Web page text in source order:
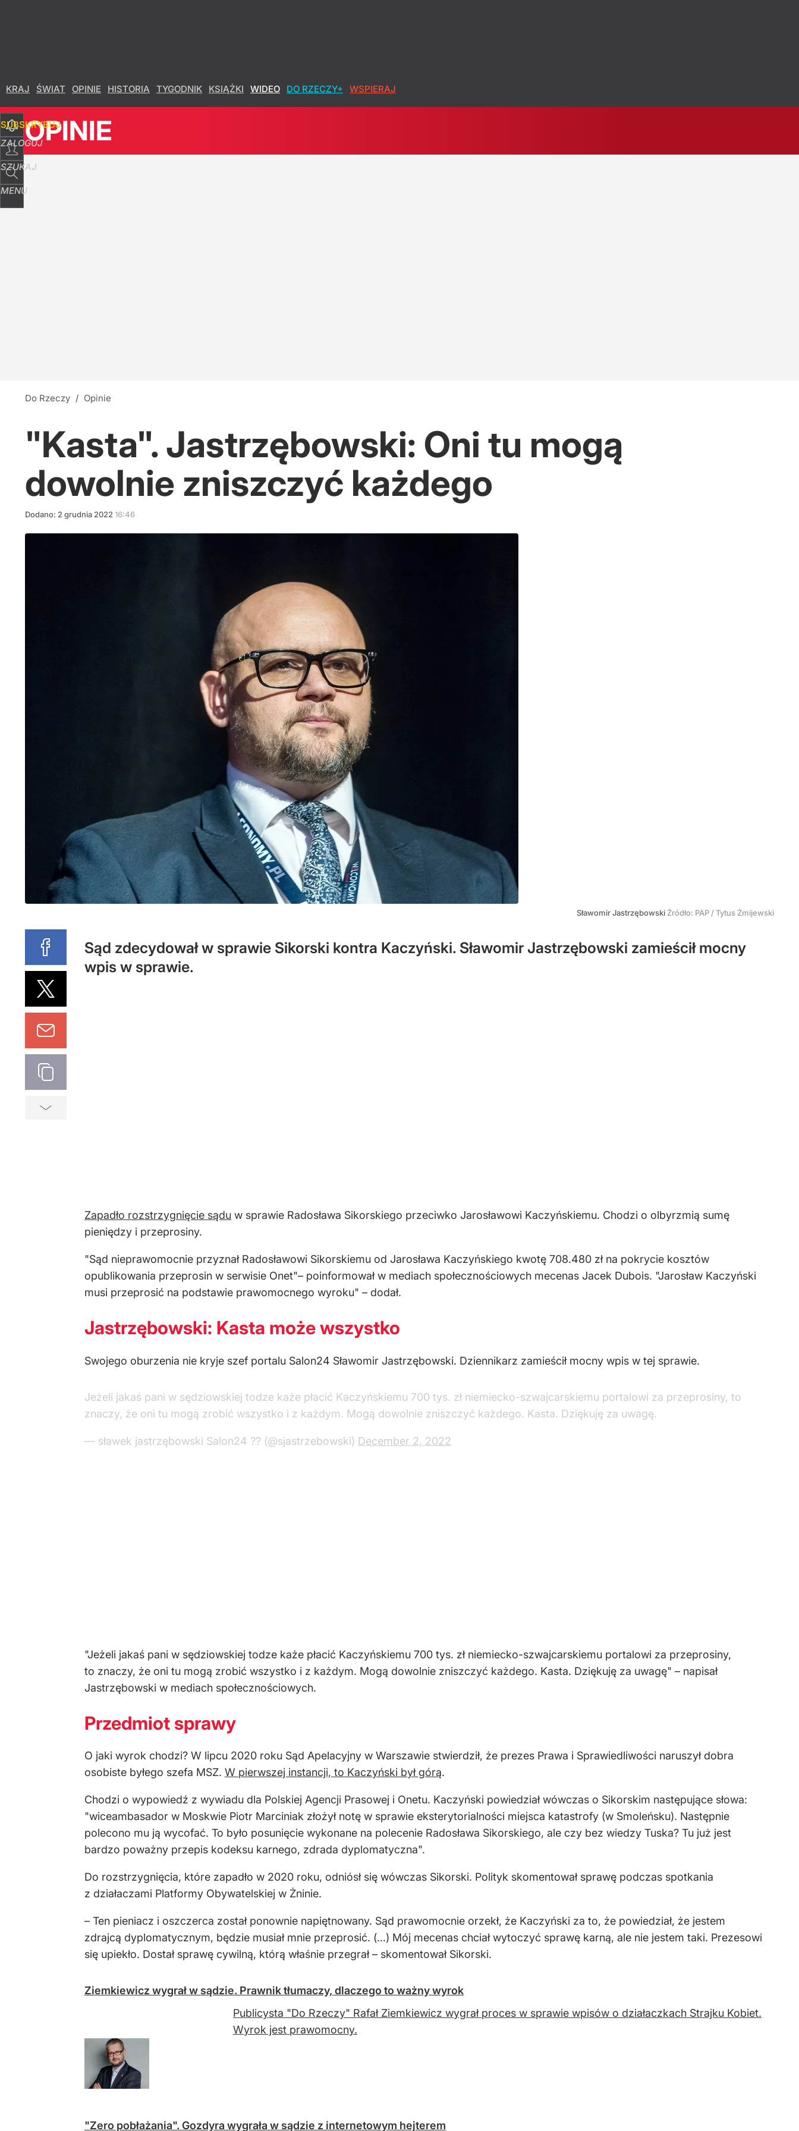
KRAJ ŚWIAT OPINIE HISTORIA TYGODNIK KSIĄŻKI WIDEO DO RZECZY+ WSPIERAJ
SUBSKRYBUJ
ZALOGUJ
SZUKAJ
MENU
OPINIE
Do Rzeczy / Opinie
"Kasta". Jastrzębowski: Oni tu mogą
dowolnie zniszczyć każdego
Dodano: 2 grudnia 2022 16:46
Sławomir Jastrzębowski Źródło: PAP /Tytus Żmijewski
Sąd zdecydował w sprawie Sikorski kontra Kaczyński. Sławomir Jastrzębowski zamieścił mocny
wpis w sprawie.
Zapadło rozstrzygnięcie sądu w sprawie Radosława Sikorskiego przeciwko Jarosławowi Kaczyńskiemu. Chodzi o olbyrzmią sumę
pieniędzy i przeprosiny.
"Sąd nieprawomocnie przyznał Radosławowi Sikorskiemu od Jarosława Kaczyńskiego kwotę 708.480 zł na pokrycie kosztów
opublikowania przeprosin w serwisie Onet"– poinformował w mediach społecznościowych mecenas Jacek Dubois. "Jarosław Kaczyński
musi przeprosić na podstawie prawomocnego wyroku" – dodał.
Jastrzębowski: Kasta może wszystko
Swojego oburzenia nie kryje szef portalu Salon24 Sławomir Jastrzębowski. Dziennikarz zamieścił mocny wpis w tej sprawie.
Jeżeli jakaś pani w sędziowskiej todze każe płacić Kaczyńskiemu 700 tys. zł niemiecko-szwajcarskiemu portalowi za przeprosiny, to
znaczy, że oni tu mogą zrobić wszystko i z każdym. Mogą dowolnie zniszczyć każdego. Kasta. Dziękuję za uwagę.
— sławek jastrzębowski Salon24 ?? (@sjastrzebowski) December 2, 2022
"Jeżeli jakaś pani w sędziowskiej todze każe płacić Kaczyńskiemu 700 tys. zł niemiecko-szwajcarskiemu portalowi za przeprosiny,
to znaczy, że oni tu mogą zrobić wszystko i z każdym. Mogą dowolnie zniszczyć każdego. Kasta. Dziękuję za uwagę" – napisał
Jastrzębowski w mediach społecznościowych.
Przedmiot sprawy
O jaki wyrok chodzi? W lipcu 2020 roku Sąd Apelacyjny w Warszawie stwierdził, że prezes Prawa i Sprawiedliwości naruszył dobra
osobiste byłego szefa MSZ. W pierwszej instancji, to Kaczyński był górą.
Chodzi o wypowiedź z wywiadu dla Polskiej Agencji Prasowej i Onetu. Kaczyński powiedział wówczas o Sikorskim następujące słowa:
"wiceambasador w Moskwie Piotr Marciniak złożył notę w sprawie eksterytorialności miejsca katastrofy (w Smoleńsku). Następnie
polecono mu ją wycofać. To było posunięcie wykonane na polecenie Radosława Sikorskiego, ale czy bez wiedzy Tuska? Tu już jest
bardzo poważny przepis kodeksu karnego, zdrada dyplomatyczna".
Do rozstrzygnięcia, które zapadło w 2020 roku, odniósł się wówczas Sikorski. Polityk skomentował sprawę podczas spotkania
z działaczami Platformy Obywatelskiej w Żninie.
– Ten pieniacz i oszczerca został ponownie napiętnowany. Sąd prawomocnie orzekł, że Kaczyński za to, że powiedział, że jestem
zdrajcą dyplomatycznym, będzie musiał mnie przeprosić. (…) Mój mecenas chciał wytoczyć sprawę karną, ale nie jestem taki. Prezesowi
się upiekło. Dostał sprawę cywilną, którą właśnie przegrał – skomentował Sikorski.
Ziemkiewicz wygrał w sądzie. Prawnik tłumaczy, dlaczego to ważny wyrok
Publicysta "Do Rzeczy" Rafał Ziemkiewicz wygrał proces w sprawie wpisów o działaczkach Strajku Kobiet.
Wyrok jest prawomocny.
"Zero pobłażania". Gozdyra wygrała w sądzie z internetowym hejterem